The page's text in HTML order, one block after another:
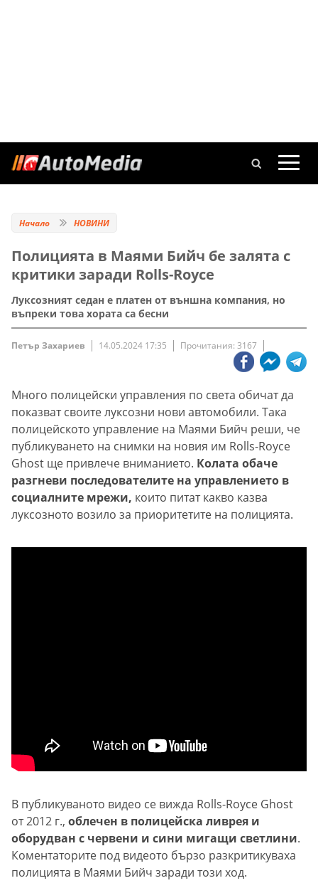
Начало НОВИНИ
Полицията в Маями Бийч бе залята с
критики заради Rolls-Royce
Луксозният седан е платен от външна компания, но
въпреки това хората са бесни
Петър Захариев 14.05.2024 17:35 Прочитания: 3167
Много полицейски управления по света обичат да
показват своите луксозни нови автомобили. Така
полицейското управление на Маями Бийч реши, че
публикуването на снимки на новия им Rolls-Royce
Ghost ще привлече вниманието. Колата обаче
разгневи последователите на управлението в
социалните мрежи, които питат какво казва
луксозното возило за приоритетите на полицията.
В публикуваното видео се вижда Rolls-Royce Ghost
от 2012 г., облечен в полицейска ливрея и
оборудван с червени и сини мигащи светлини.
Коментаторите под видеото бързо разкритикуваха
полицията в Маями Бийч заради този ход.